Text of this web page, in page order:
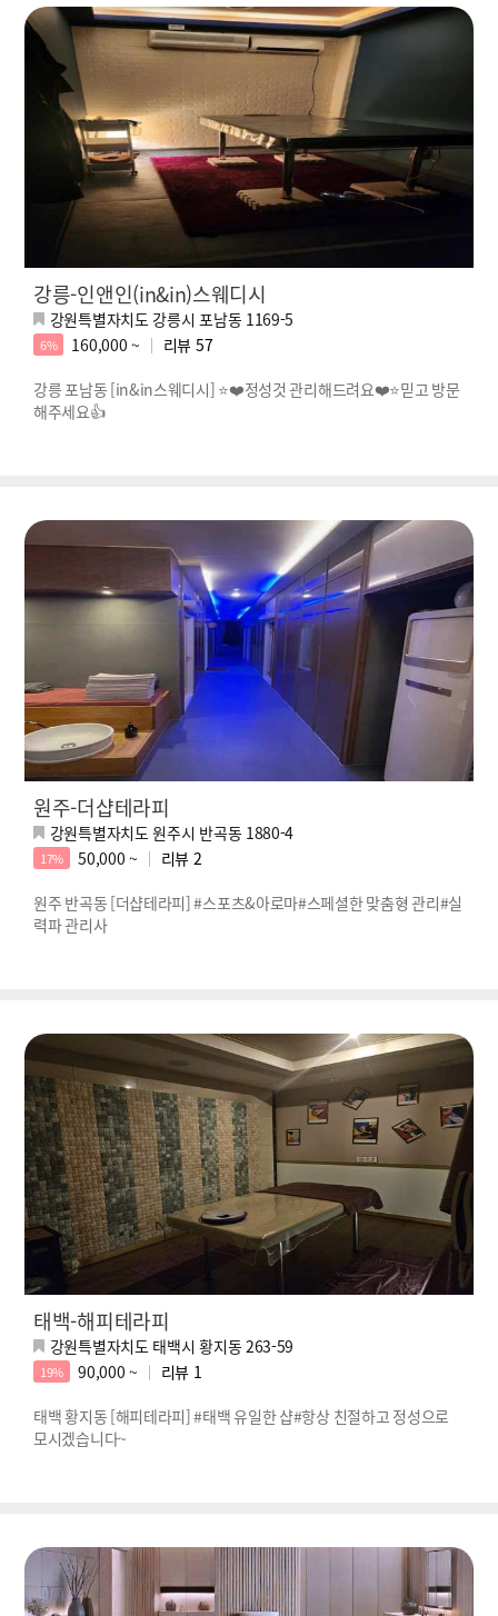
강릉-인앤인(in&in)스웨디시
강원특별자치도 강릉시 포남동 1169-5
6% 160,000 ~ 리뷰 57
강릉 포남동 [in&in스웨디시] ⭐❤️정성것 관리해드려요❤️⭐믿고 방문
해주세요👍
원주-더샵테라피
강원특별자치도 원주시 반곡동 1880-4
17% 50,000 ~ 리뷰 2
원주 반곡동 [더샵테라피] #스포츠&아로마#스페셜한 맞춤형 관리#실
력파 관리사
태백-해피테라피
강원특별자치도 태백시 황지동 263-59
19% 90,000 ~ 리뷰 1
태백 황지동 [해피테라피] #태백 유일한 샵#항상 친절하고 정성으로
모시겠습니다~